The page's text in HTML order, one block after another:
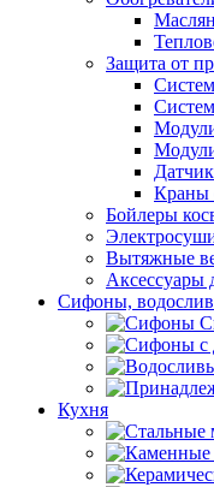
Защита от
Краны
Бойлеры
Вытяжные
Аксессуары
Сифоны,
Кухня